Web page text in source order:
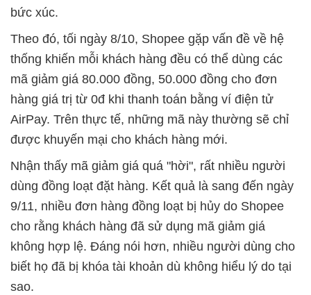
bức xúc.
Theo đó, tối ngày 8/10, Shopee gặp vấn đề về hệ
thống khiến mỗi khách hàng đều có thể dùng các
mã giảm giá 80.000 đồng, 50.000 đồng cho đơn
hàng giá trị từ 0đ khi thanh toán bằng ví điện tử
AirPay. Trên thực tế, những mã này thường sẽ chỉ
được khuyến mại cho khách hàng mới.
Nhận thấy mã giảm giá quá "hời", rất nhiều người
dùng đồng loạt đặt hàng. Kết quả là sang đến ngày
9/11, nhiều đơn hàng đồng loạt bị hủy do Shopee
cho rằng khách hàng đã sử dụng mã giảm giá
không hợp lệ. Đáng nói hơn, nhiều người dùng cho
biết họ đã bị khóa tài khoản dù không hiểu lý do tại
sao.